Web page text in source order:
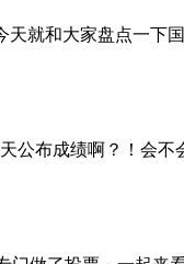
就和大家盘点一下
公布成绩啊？！会